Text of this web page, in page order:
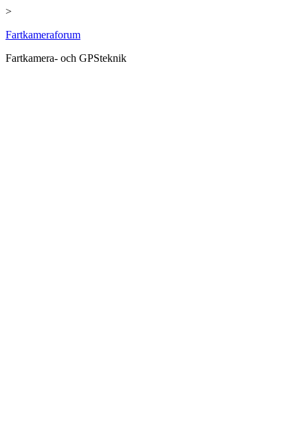
>
Hoppa
innehåll
Fartkameraforum
Fartkamera- och GPSteknik